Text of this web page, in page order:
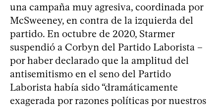
una campaña muy agresiva, coordinada por
McSweeney, en contra de la izquierda del
partido. En octubre de 2020, Starmer
suspendió a Corbyn del Partido Laborista –
por haber declarado que la amplitud del
antisemitismo en el seno del Partido
Laborista había sido “dramáticamente
exagerada por razones políticas por nuestros